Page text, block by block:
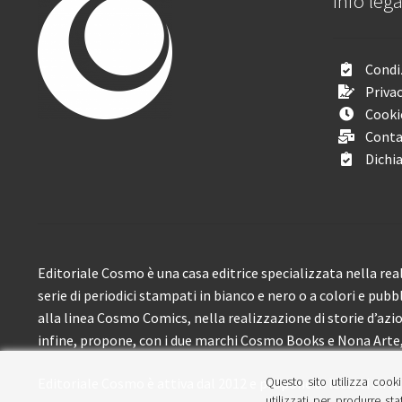
Editoriale Cosmo è una casa editrice specializzata nella
serie di periodici stampati in bianco e nero o a colori e
alla linea Cosmo Comics, nella realizzazione di storie
infine, propone, con i due marchi Cosmo Books e Nona
Editoriale Cosmo è attiva dal 2012 e propone ai lettori
Questo sito utilizza